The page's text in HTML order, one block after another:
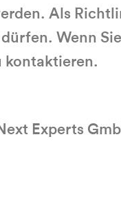
Als
Wenn
kontaktieren.
Experts